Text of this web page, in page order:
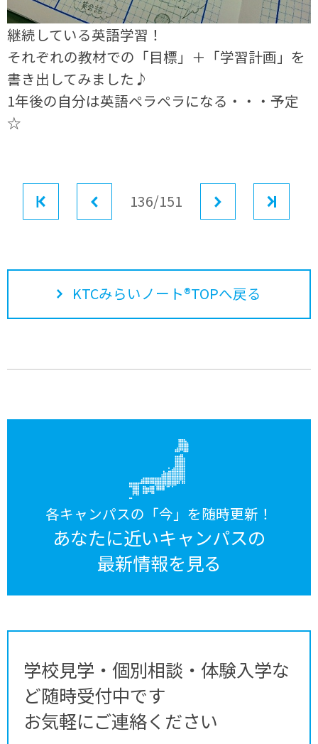
継続している英語学習！
それぞれの教材での「目標」＋「学習計画」を
書き出してみました♪
1年後の自分は英語ペラペラになる・・・予定
☆
前へ136/151
KTCみらいノート®TOPへ戻る
各キャンパスの「今」を随時更新！
あなたに近いキャンパスの
最新情報を見る
学校見学・個別相談・体験入学な
ど随時受付中です
お気軽にご連絡ください